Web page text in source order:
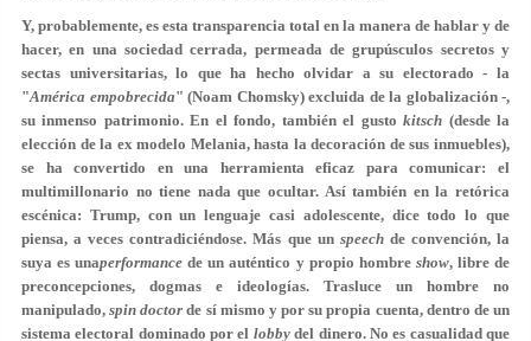
Y, probablemente, es esta transparencia total en la manera de hablar y de
hacer, en una sociedad cerrada, permeada de grupúsculos secretos y
sectas universitarias, lo que ha hecho olvidar a su electorado - la
"América empobrecida" (Noam Chomsky) excluida de la globalización -,
su inmenso patrimonio. En el fondo, también el gustokitsch (desde la
elección de la ex modelo Melania, hasta la decoración de sus inmuebles),
se ha convertido en una herramienta eficaz para comunicar: el
multimillonario no tiene nada que ocultar. Así también en la retórica
escénica: Trump, con un lenguaje casi adolescente, dice todo lo que
piensa, a veces contradiciéndose. Más que un speechde convención, la
suya es unaperformance de un auténtico y propio hombre show, libre de
preconcepciones, dogmas e ideologías. Trasluce un hombre no
manipulado,spin doctor de sí mismo y por su propia cuenta, dentro de un
sistema electoral dominado por el lobbydel dinero. No es casualidad que